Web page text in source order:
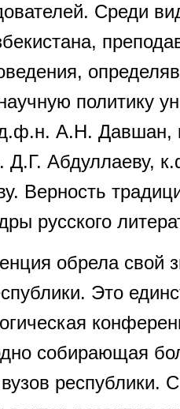
Среди
политику
А.Н. Давшан,
Д.Г. Абдуллаеву,
Верность
русского
обрела свой
Это
собирающая
республики.